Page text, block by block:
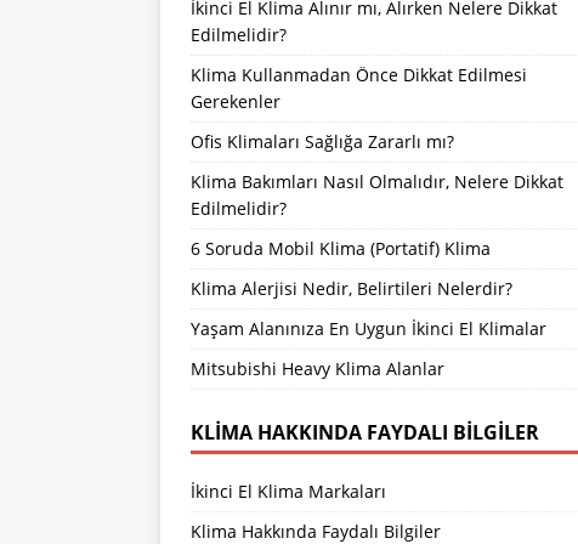
İkinci El Klima Alınır mı, Alırken Nelere Dikkat
Edilmelidir?
Klima Kullanmadan Önce Dikkat Edilmesi
Gerekenler
Ofis Klimaları Sağlığa Zararlı mı?
Klima Bakımları Nasıl Olmalıdır, Nelere Dikkat
Edilmelidir?
6 Soruda Mobil Klima (Portatif) Klima
Klima Alerjisi Nedir, Belirtileri Nelerdir?
Yaşam Alanınıza En Uygun İkinci El Klimalar
Mitsubishi Heavy Klima Alanlar
KLIMA HAKKINDA FAYDALI BILGILER
İkinci El Klima Markaları
Klima Hakkında Faydalı Bilgiler